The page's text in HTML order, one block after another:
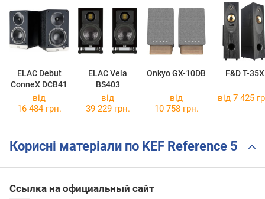
ELAC Debut
ConneX DCB41
ELAC Vela
BS403
Onkyo GX-10DB F&D T-35X
від
16 484 грн.
від
39 229 грн.
від
10 758 грн.
від 7 425
Корисні матеріали по KEF Reference 5
Ссылка на официальный сайт